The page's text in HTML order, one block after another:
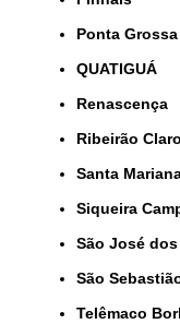
Ponta Grossa
QUATIGUÁ
Renascença
Ribeirão Claro
Santa
Siqueira
São José
São
Telêmaco